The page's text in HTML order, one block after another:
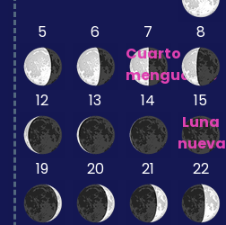
5 6
7
Cuarto
menguante
8
12 13 14
15
Luna
nueva
19 20 21 22